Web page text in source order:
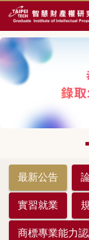
跳
到
主
要
內
區
最新公告
實習就業
商標專業能力